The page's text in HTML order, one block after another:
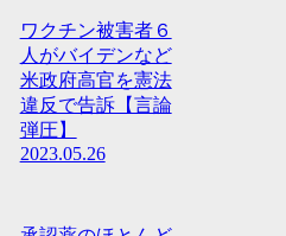
ワクチン被害者６
人がバイデンなど
米政府高官を憲法
違反で告訴【言論
弾圧】
2023.05.26